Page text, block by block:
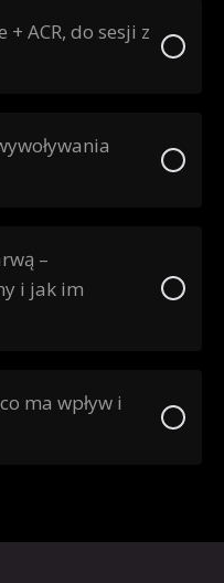
ACR, do sesji z
–
i jak im
ma wpływ i